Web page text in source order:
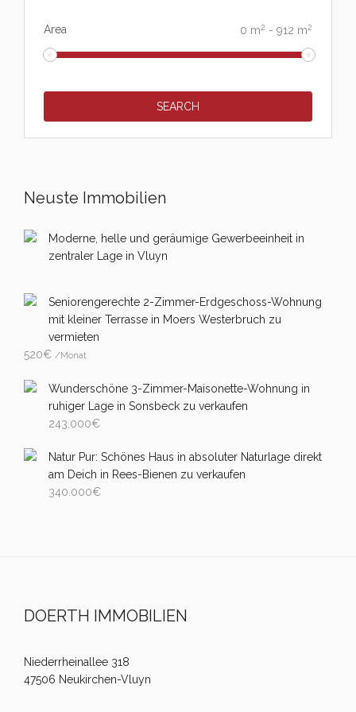
Area 0 m2 - 912 m2
Neuste Immobilien
Moderne, helle und geräumige Gewerbeeinheit in
zentraler Lage in Vluyn
Seniorengerechte 2-Zimmer-Erdgeschoss-Wohnung
mit kleiner Terrasse in Moers Westerbruch zu
vermieten
520€ /Monat
Wunderschöne 3-Zimmer-Maisonette-Wohnung in
ruhiger Lage in Sonsbeck zu verkaufen
243.000€
Natur Pur: Schönes Haus in absoluter Naturlage direkt
am Deich in Rees-Bienen zu verkaufen
340.000€
DOERTH IMMOBILIEN
Niederrheinallee 318
47506 Neukirchen-Vluyn